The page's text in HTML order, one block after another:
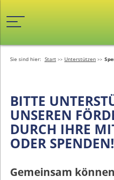
Sie sind hier: Start Unterstützen
BITTE
UNSEREN
DURCH IHRE
ODER SPENDEN!
Gemeinsam